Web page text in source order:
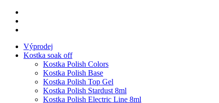
Výprodej
Kostka soak off
Kostka Polish Colors
Kostka Polish Base
Kostka Polish Top Gel
Kostka Polish Stardust 8ml
Kostka Polish Electric Line 8ml